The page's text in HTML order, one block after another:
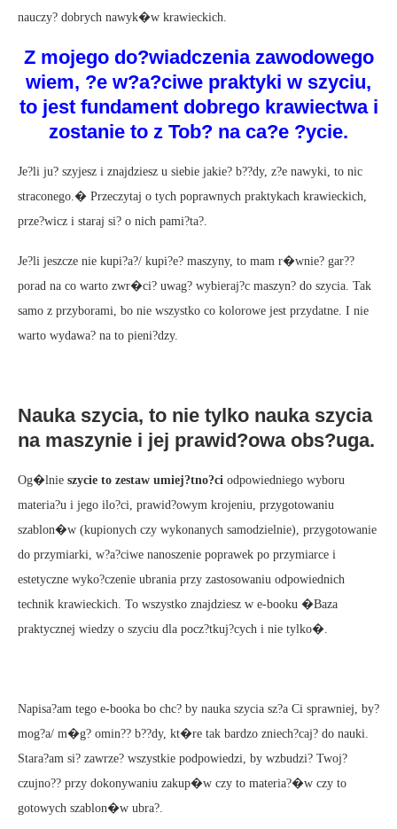
nauczy? dobrych nawyk�w krawieckich.
Z mojego do?wiadczenia zawodowego
wiem, ?e w?a?ciwe praktyki w szyciu,
to jest fundament dobrego krawiectwa i
zostanie to z Tob? na ca?e ?ycie.
Je?li ju? szyjesz i znajdziesz u siebie jakie? b??dy, z?e nawyki, to nic
straconego.� Przeczytaj o tych poprawnych praktykach krawieckich,
prze?wicz i staraj si? o nich pami?ta?.
Je?li jeszcze nie kupi?a?/ kupi?e? maszyny, to mam r�wnie? gar??
porad na co warto zwr�ci? uwag? wybieraj?c maszyn? do szycia. Tak
samo z przyborami, bo nie wszystko co kolorowe jest przydatne. I nie
warto wydawa? na to pieni?dzy.
Nauka szycia, to nie tylko nauka szycia
na maszynie i jej prawid?owa obs?uga.
Og�lnie szycie to zestaw umiej?tno?ci odpowiedniego wyboru
materia?u i jego ilo?ci, prawid?owym krojeniu, przygotowaniu
szablon�w (kupionych czy wykonanych samodzielnie), przygotowanie
do przymiarki, w?a?ciwe nanoszenie poprawek po przymiarce i
estetyczne wyko?czenie ubrania przy zastosowaniu odpowiednich
technik krawieckich. To wszystko znajdziesz w e-booku �Baza
praktycznej wiedzy o szyciu dla pocz?tkuj?cych i nie tylko�.
Napisa?am tego e-booka bo chc? by nauka szycia sz?a Ci sprawniej, by?
mog?a/ m�g? omin?? b??dy, kt�re tak bardzo zniech?caj? do nauki.
Stara?am si? zawrze? wszystkie podpowiedzi, by wzbudzi? Twoj?
czujno?? przy dokonywaniu zakup�w czy to materia?�w czy to
gotowych szablon�w ubra?.